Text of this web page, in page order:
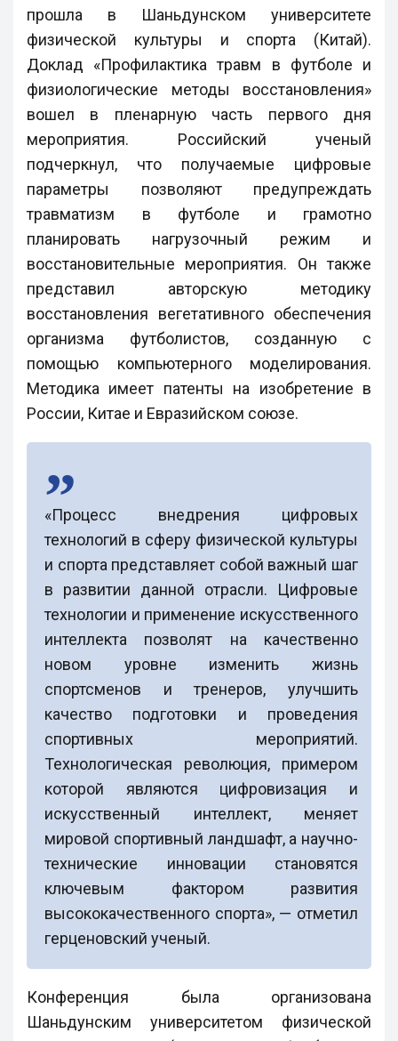
прошла в Шаньдунском университете
физической культуры и спорта (Китай).
Доклад «Профилактика травм в футболе и
физиологические методы восстановления»
вошел в пленарную часть первого дня
мероприятия. Российский ученый
подчеркнул, что получаемые цифровые
параметры позволяют предупреждать
травматизм в футболе и грамотно
планировать нагрузочный режим и
восстановительные мероприятия. Он также
представил авторскую методику
восстановления вегетативного обеспечения
организма футболистов, созданную с
помощью компьютерного моделирования.
Методика имеет патенты на изобретение в
России, Китае и Евразийском союзе.
«Процесс внедрения цифровых
технологий в сферу физической культуры
и спорта представляет собой важный шаг
в развитии данной отрасли. Цифровые
технологии и применение искусственного
интеллекта позволят на качественно
новом уровне изменить жизнь
спортсменов и тренеров, улучшить
качество подготовки и проведения
спортивных мероприятий.
Технологическая революция, примером
которой являются цифровизация и
искусственный интеллект, меняет
мировой спортивный ландшафт, а научно-
технические инновации становятся
ключевым фактором развития
высококачественного спорта», — отметил
герценовский ученый.
Конференция была организована
Шаньдунским университетом физической